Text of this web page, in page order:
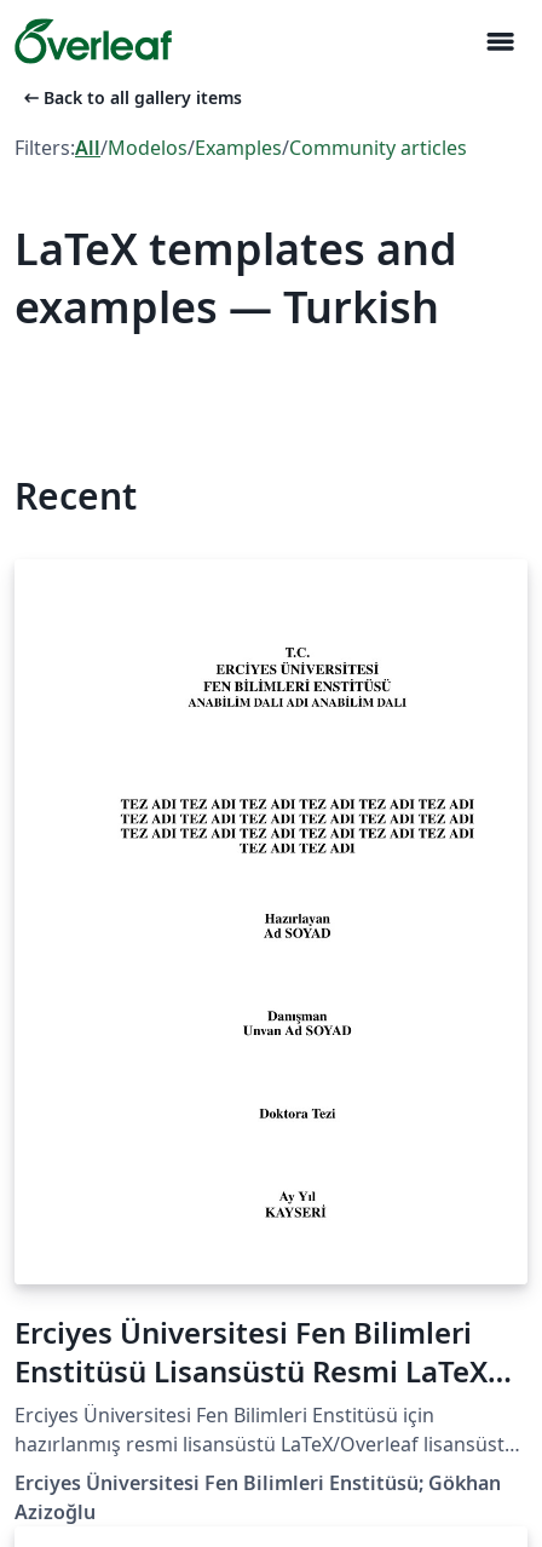
menu
arrow_left_alt Back to all gallery items
Filters:All/Modelos/Examples/Community articles
LaTeX templates and
examples — Turkish
Recent
Erciyes Üniversitesi Fen Bilimleri
Enstitüsü Lisansüstü Resmi LaTeX
Tez Şablonu / Official Thesis
Template
Erciyes Üniversitesi Fen Bilimleri Enstitüsü için
hazırlanmış resmi lisansüstü LaTeX/Overleaf lisansüstü
tez şablonudur. Şablon, Fen Bilimleri Enstitüsünün resmi
tez yazım kurallarına ve “Lisansüstü Tez Yazım
Kılavuzu”na uygun olarak hazırlanmıştır. Şablon, Erciyes
Erciyes Üniversitesi Fen Bilimleri Enstitüsü; Gökhan
Azizoğlu